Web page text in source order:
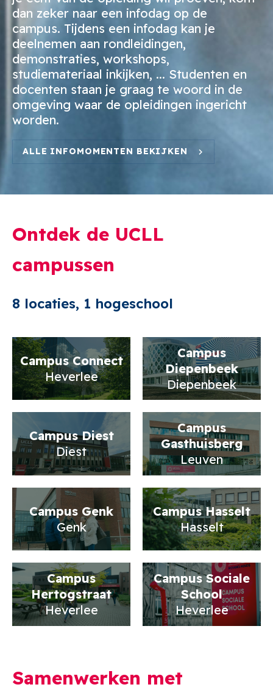
dan zeker naar een infodag op de
campus. Tijdens een infodag kan je
deelnemen aan rondleidingen,
demonstraties, workshops,
studiemateriaal inkijken, ... Studenten en
docenten staan je graag te woord in de
omgeving waar de opleidingen ingericht
worden.
ALLE INFOMOMENTEN BEKIJKEN
Ontdek de UCLL
campussen
8 locaties, 1 hogeschool
Campus Connect
Heverlee
Campus
Diepenbeek
Diepenbeek
Campus Diest
Diest
Campus
Gasthuisberg
Leuven
Campus Genk
Genk
Campus Hasselt
Hasselt
Campus
Hertogstraat
Heverlee
Campus Sociale
School
Heverlee
Samenwerken met